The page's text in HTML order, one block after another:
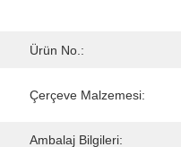
Ürün No.:
Çerçeve Malzemesi:
Ambalaj Bilgileri: